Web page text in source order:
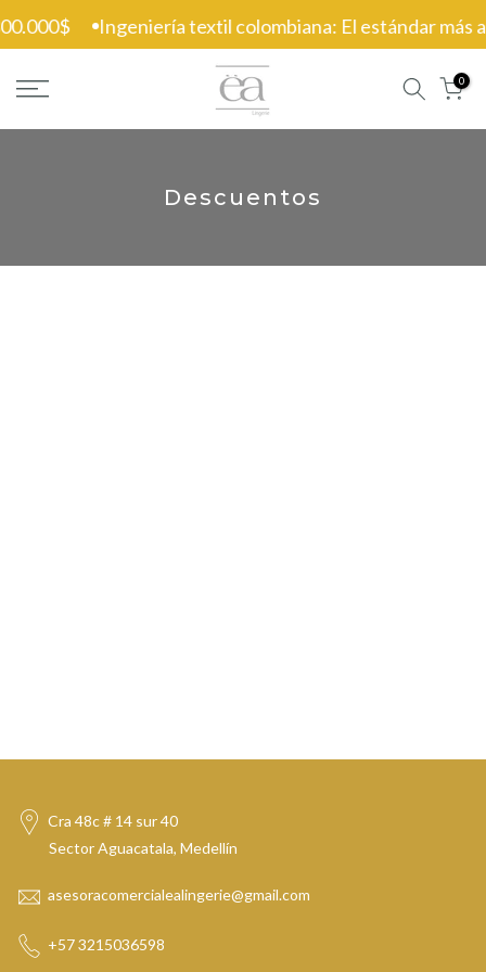
Ir
al
Ingeniería textil colombiana: El estándar más
0
Descuentos
Cra 48c # 14 sur 40
Sector Aguacatala, Medellín
asesoracomercialealingerie@gmail.com
+57 3215036598